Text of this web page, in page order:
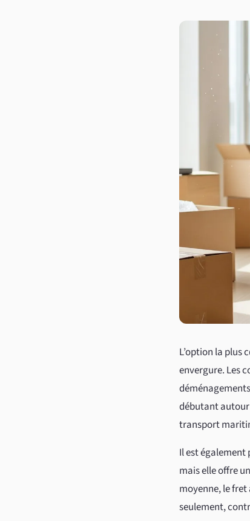
L’option la plus
envergure. Les
débutant autour
transport
Il est également
mais elle offre
moyenne, le
seulement,